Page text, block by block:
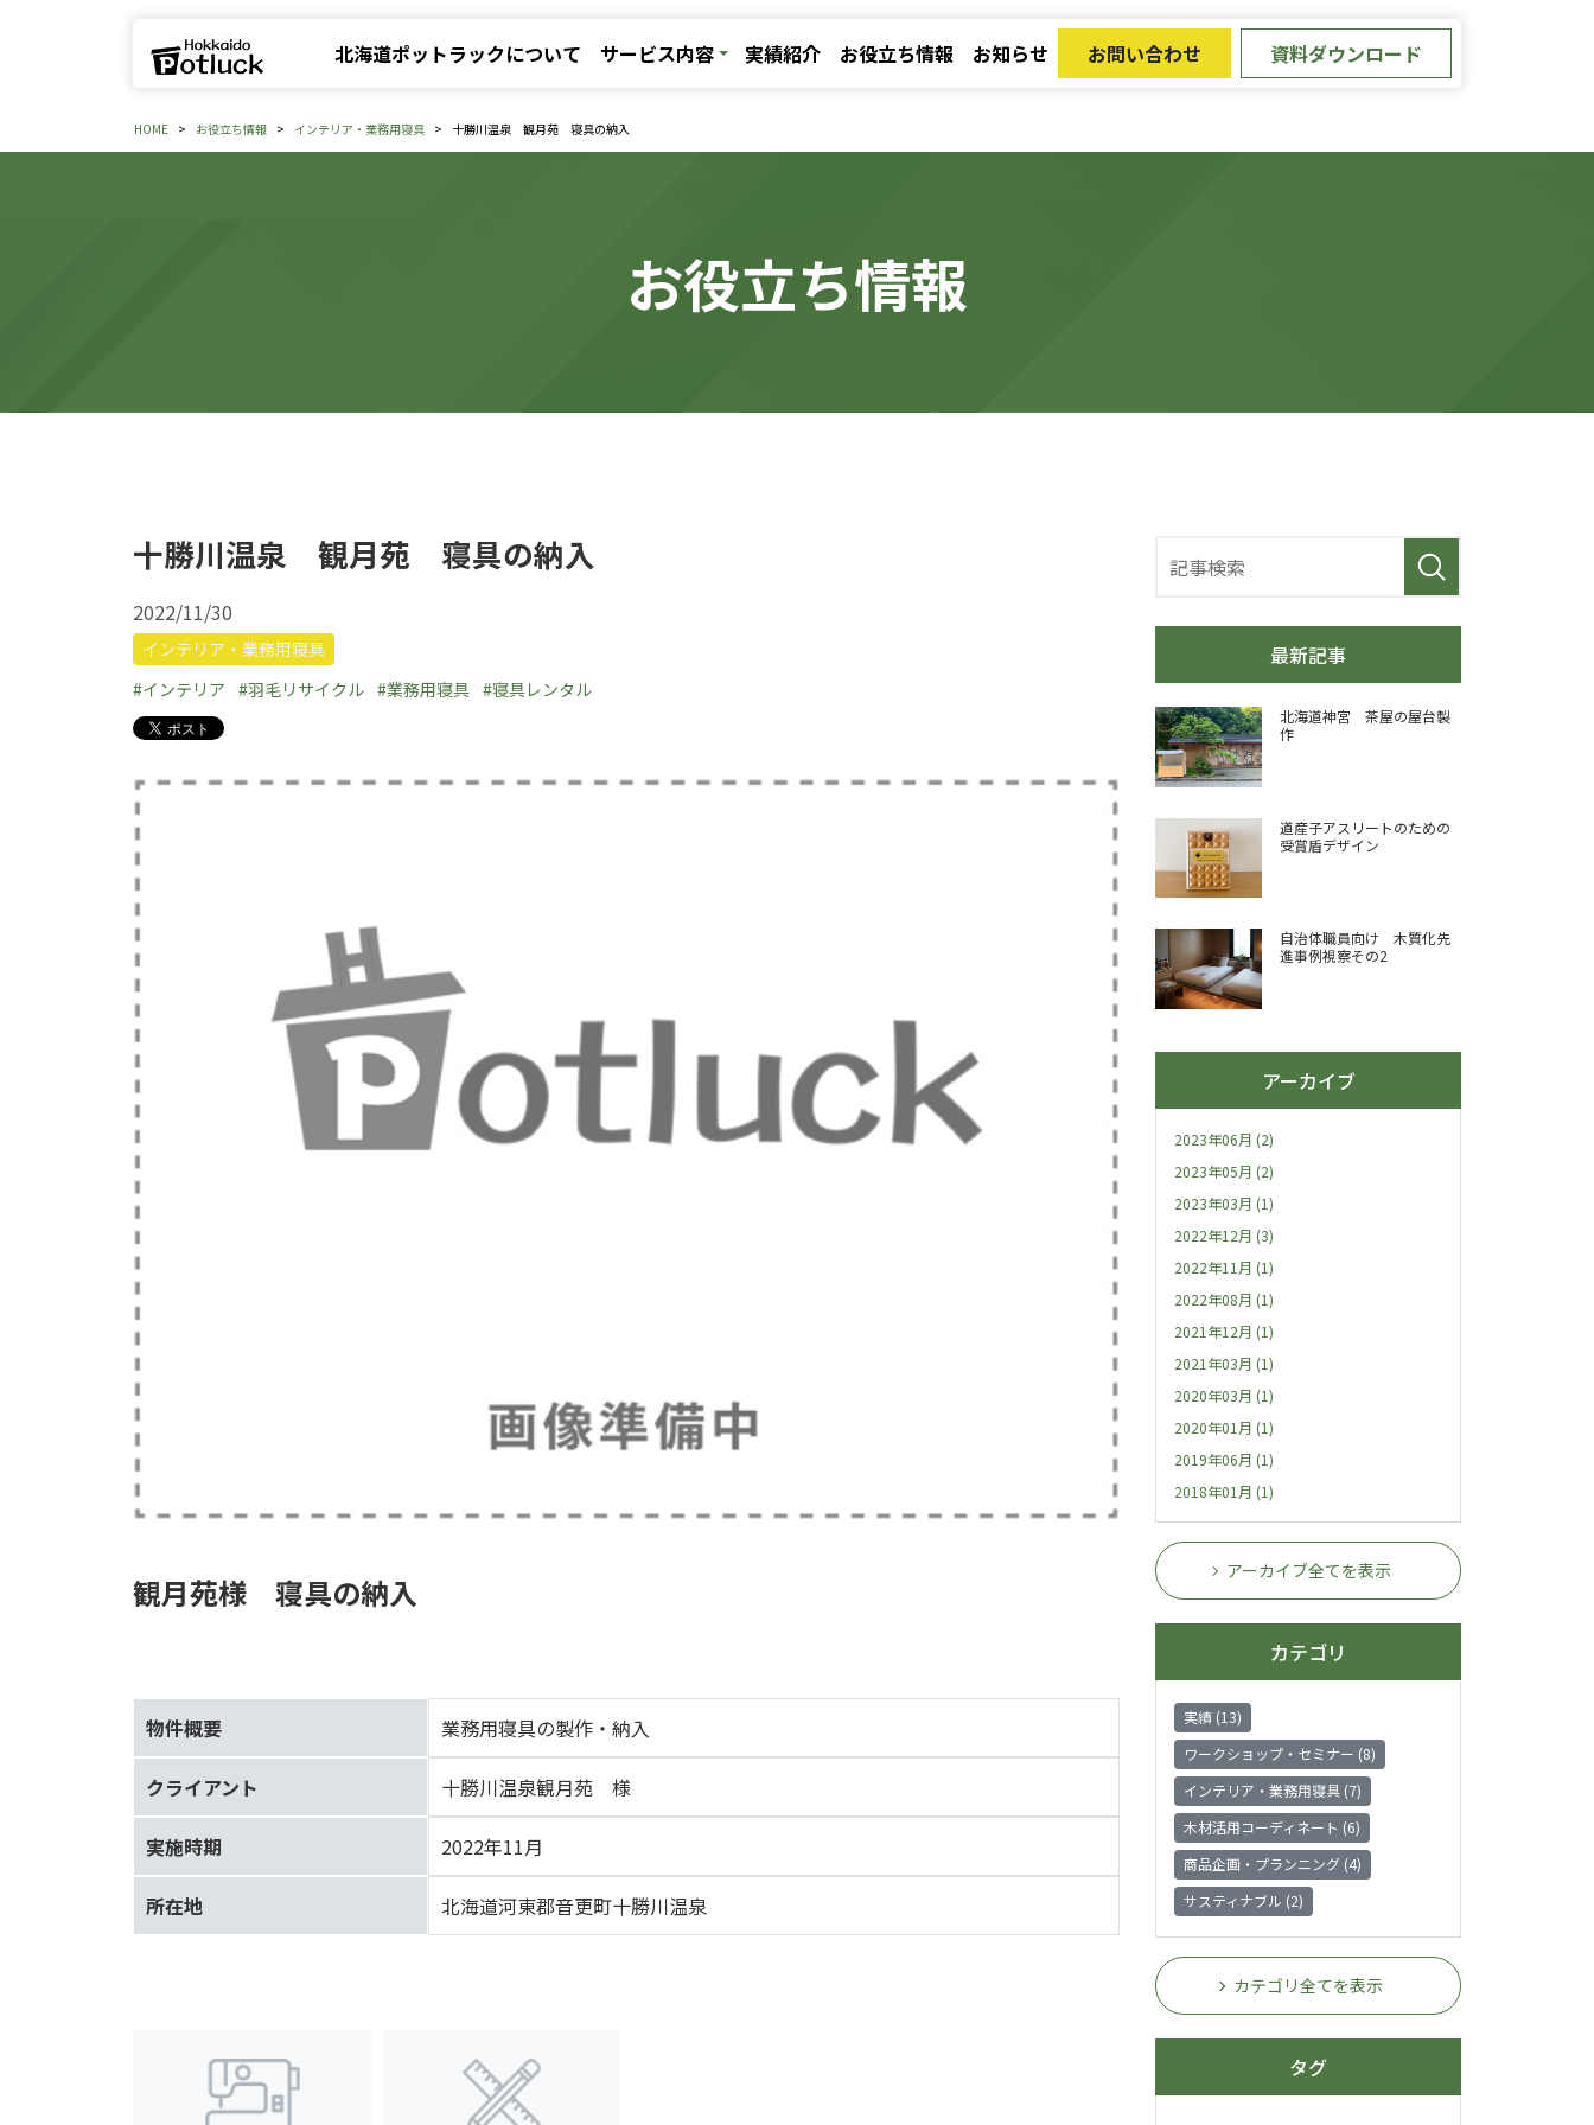
北海道ポットラックについて サービス内容 実績紹介 お役立ち情報 お知らせ お問い合わせ 資料ダウンロード
HOME お役立ち情報 インテリア・業務用寝具 十勝川温泉 観月苑 寝具の納入
お役立ち情報
十勝川温泉 観月苑 寝具の納入
2022/11/30
インテリア・業務用寝具
#インテリア #羽毛リサイクル #業務用寝具 #寝具レンタル
観月苑様 寝具の納入
物件概要 業務用寝具の製作・納入
クライアント 十勝川温泉観月苑 様
実施時期 2022年11月
所在地 北海道河東郡音更町十勝川温泉
最新記事
北海道神宮 茶屋の屋台製
作
道産子アスリートのための
受賞盾デザイン
自治体職員向け 木質化先
進事例視察その2
アーカイブ
2023年06月 (2)
2023年05月 (2)
2023年03月 (1)
2022年12月 (3)
2022年11月 (1)
2022年08月 (1)
2021年12月 (1)
2021年03月 (1)
2020年03月 (1)
2020年01月 (1)
2019年06月 (1)
2018年01月 (1)
アーカイブ全てを表示
カテゴリ
実績 (13)
ワークショップ・セミナー (8)
インテリア・業務用寝具 (7)
木材活用コーディネート (6)
商品企画・プランニング (4)
サスティナブル (2)
カテゴリ全てを表示
タグ